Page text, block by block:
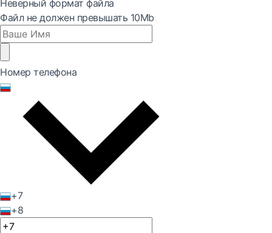
Неверный формат файла
Файл не должен превышать 10Mb
Номер телефона
+7
+8